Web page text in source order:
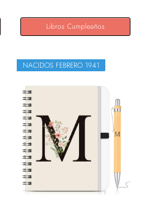
Libros Cumpleaños
NACIDOS FEBRERO 1941